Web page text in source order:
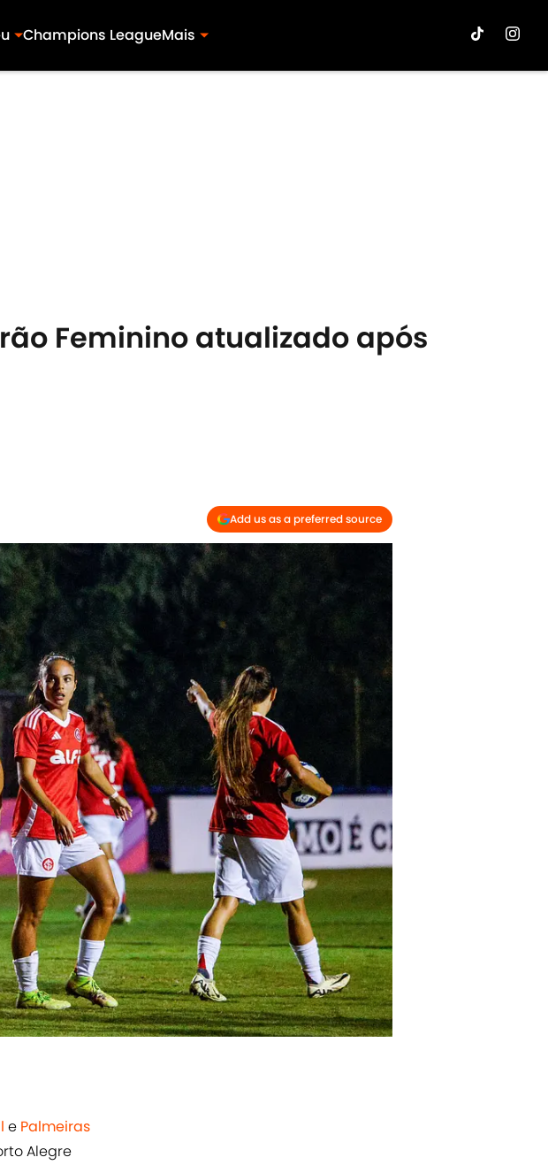
Champions LeagueMais
Feminino atualizado após
Add us as a preferred source
e Palmeiras
Alegre